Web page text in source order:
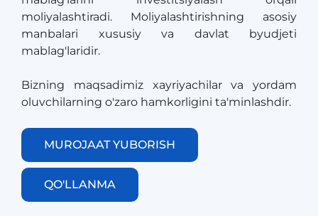
moliyalashtiradi. Moliyalashtirishning asosiy
manbalari xususiy va davlat byudjeti
mablag'laridir.
Bizning maqsadimiz xayriyachilar va yordam
oluvchilarning o'zaro hamkorligini ta'minlashdir.
MUROJAAT YUBORISH
QO'LLANMA